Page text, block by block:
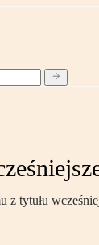
z tytułu